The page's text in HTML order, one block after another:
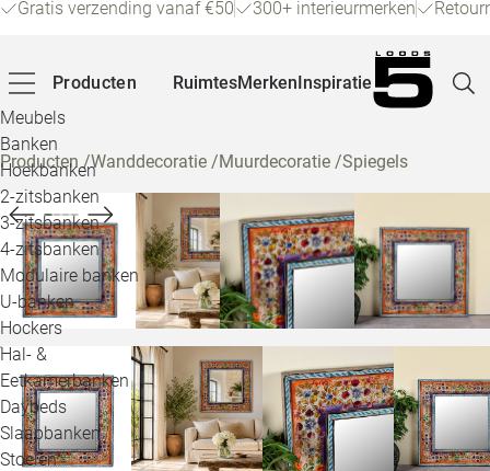
Gratis verzending vanaf €50 300+ interieurmerken
Producten
Meubels
Banken
Hoekbanken
2-zitsbanken
3-zitsbanken
4-zitsbanken
Modulaire banken
U-banken
Hockers
Hal- &
Eetkamerbanken
Daybeds
Slaapbanken
Stoelen
RuimtesMerkenInspiratie
Producten/Wanddecoratie /Muurdecoratie /Spiegels